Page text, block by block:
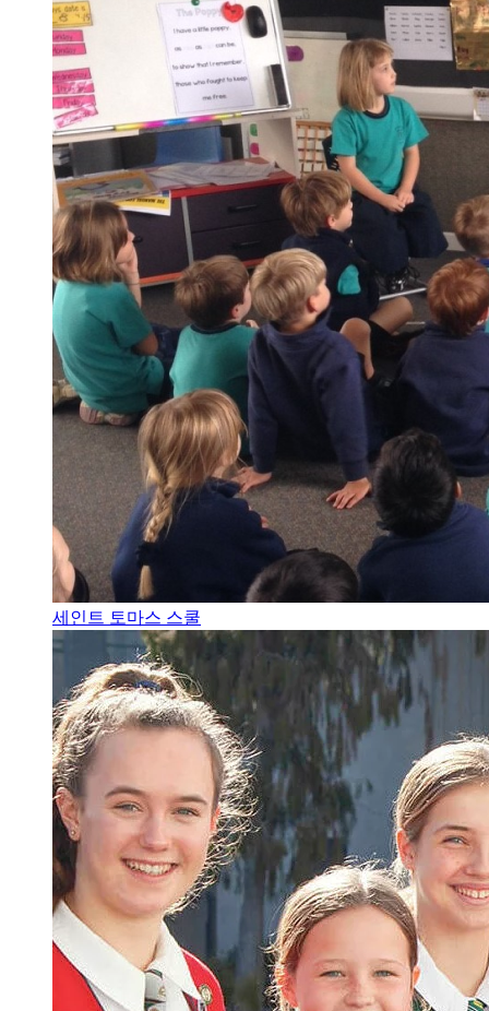
세인트 토마스 스쿨